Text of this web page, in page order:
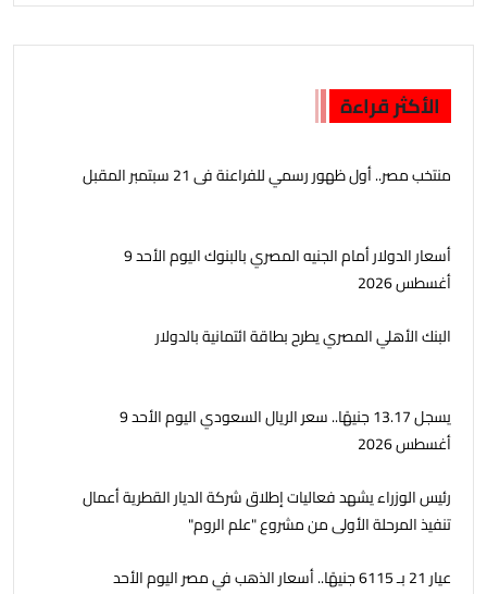
الأكثر قراءة
منتخب مصر.. أول ظهور رسمي للفراعنة فى 21 سبتمبر المقبل
أسعار الدولار أمام الجنيه المصري بالبنوك اليوم الأحد 9
أغسطس 2026
البنك الأهلي المصري يطرح بطاقة ائتمانية بالدولار
يسجل 13.17 جنيهًا.. سعر الريال السعودي اليوم الأحد 9
أغسطس 2026
رئيس الوزراء يشهد فعاليات إطلاق شركة الديار القطرية أعمال
تنفيذ المرحلة الأولى من مشروع "علم الروم"
عيار 21 بـ 6115 جنيهًا.. أسعار الذهب في مصر اليوم الأحد